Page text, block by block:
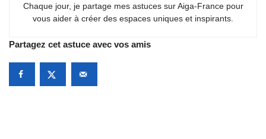
Chaque jour, je partage mes astuces sur Aiga-France pour
vous aider à créer des espaces uniques et inspirants.
Partagez cet astuce avec vos amis